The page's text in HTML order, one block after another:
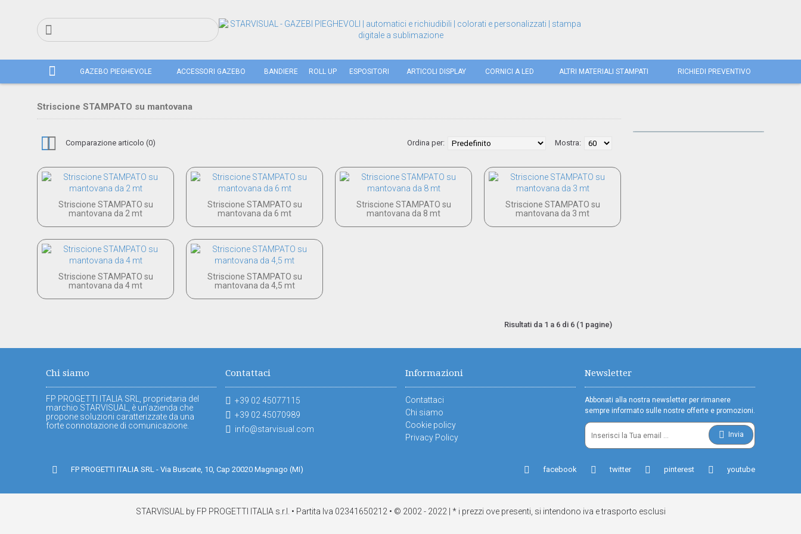
GAZEBO PIEGHEVOLE ACCESSORI GAZEBO BANDIERE ROLL UP ESPOSITORI ARTICOLI DISPLAY CORNICI A LED ALTRI MATERIALI STAMPATI RICHIEDI PREVENTIVO
Striscione STAMPATO su mantovana
Comparazione articolo (0) Mostra:
Ordina per:
Striscione STAMPATO su
mantovana da 2 mt
Striscione STAMPATO su
mantovana da 6 mt
Striscione STAMPATO su
mantovana da 8 mt
Striscione STAMPATO su
mantovana da 3 mt
Striscione STAMPATO su
mantovana da 4 mt
Striscione STAMPATO su
mantovana da 4,5 mt
Risultati da 1 a 6 di 6 (1 pagine)
Chi siamo
FP PROGETTI ITALIA SRL, proprietaria del
marchio STARVISUAL, è un’azienda che
propone soluzioni caratterizzate da una
forte connotazione di comunicazione.
Contattaci
+39 02 45077115
+39 02 45070989
info@starvisual.com
Informazioni
Contattaci
Chi siamo
Cookie policy
Privacy Policy
Newsletter
Abbonati alla nostra newsletter per rimanere
sempre informato sulle nostre offerte e promozioni.
Invia
FP PROGETTI ITALIA SRL - Via Buscate, 10, Cap 20020 Magnago (MI) facebook twitter pinterest youtube
STARVISUAL by FP PROGETTI ITALIA s.r.l. • Partita Iva 02341650212 • © 2002 - 2022 | * i prezzi ove presenti, si intendono iva e trasporto esclusi